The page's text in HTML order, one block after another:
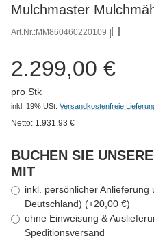
Mulchmaster
Art.Nr.:MM860460220109
2.299,00 €
pro Stk
inkl. 19% USt. Versandkostenfreie
Netto: 1.931,93 €
BUCHEN SIE
MIT
inkl. persönlicher
Deutschland) (+20,00 €)
ohne Einweisung &
Speditionsversand